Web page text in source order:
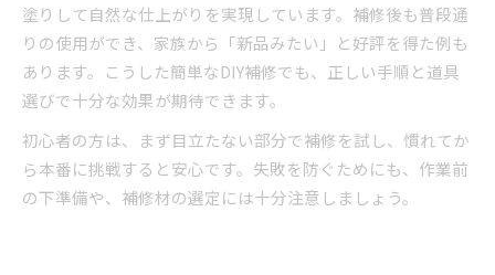
塗りして自然な仕上がりを実現しています。補修後も普段通
りの使用ができ、家族から「新品みたい」と好評を得た例も
あります。こうした簡単なDIY補修でも、正しい手順と道具
選びで十分な効果が期待できます。
初心者の方は、まず目立たない部分で補修を試し、慣れてか
ら本番に挑戦すると安心です。失敗を防ぐためにも、作業前
の下準備や、補修材の選定には十分注意しましょう。